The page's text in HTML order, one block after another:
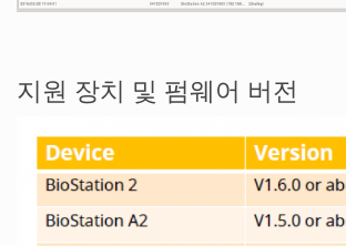
지원 장치 및 펌웨어 버전